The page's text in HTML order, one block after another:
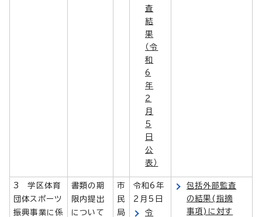
査
結
果
（令
和
6
年
2
月
5
日
公
表）
3 学区体育
団体スポーツ
振興事業に係
書類の期
限内提出
について
市
民
局
令和6年
2月5日
令
包括外部監査
の結果(指摘
事項)に対す